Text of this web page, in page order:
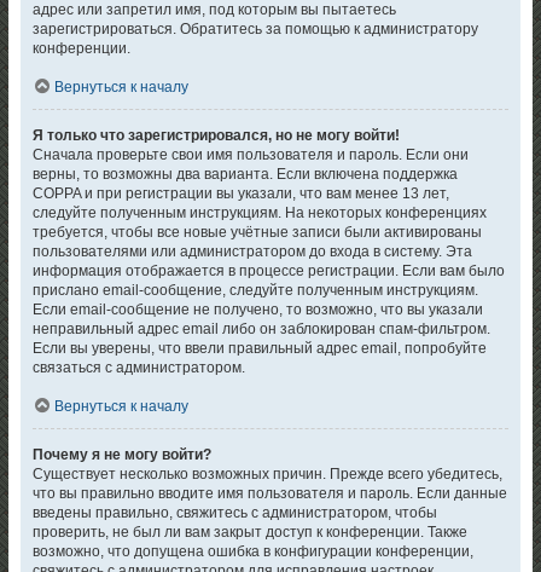
адрес или запретил имя, под которым вы пытаетесь
зарегистрироваться. Обратитесь за помощью к администратору
конференции.
Вернуться к началу
Я только что зарегистрировался, но не могу войти!
Сначала проверьте свои имя пользователя и пароль. Если они
верны, то возможны два варианта. Если включена поддержка
COPPA и при регистрации вы указали, что вам менее 13 лет,
следуйте полученным инструкциям. На некоторых конференциях
требуется, чтобы все новые учётные записи были активированы
пользователями или администратором до входа в систему. Эта
информация отображается в процессе регистрации. Если вам было
прислано email-сообщение, следуйте полученным инструкциям.
Если email-сообщение не получено, то возможно, что вы указали
неправильный адрес email либо он заблокирован спам-фильтром.
Если вы уверены, что ввели правильный адрес email, попробуйте
связаться с администратором.
Вернуться к началу
Почему я не могу войти?
Существует несколько возможных причин. Прежде всего убедитесь,
что вы правильно вводите имя пользователя и пароль. Если данные
введены правильно, свяжитесь с администратором, чтобы
проверить, не был ли вам закрыт доступ к конференции. Также
возможно, что допущена ошибка в конфигурации конференции,